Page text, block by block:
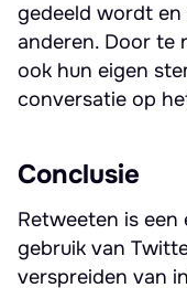
gedeeld wordt en
anderen. Door te
ook hun eigen
conversatie op
Conclusie
Retweeten is
gebruik van
verspreiden van